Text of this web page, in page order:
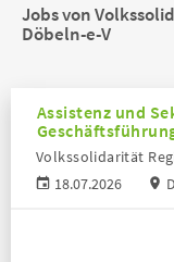
Jobs von
Döbeln-e-V
Assistenz und
18.07.2026
Volkssolidarität